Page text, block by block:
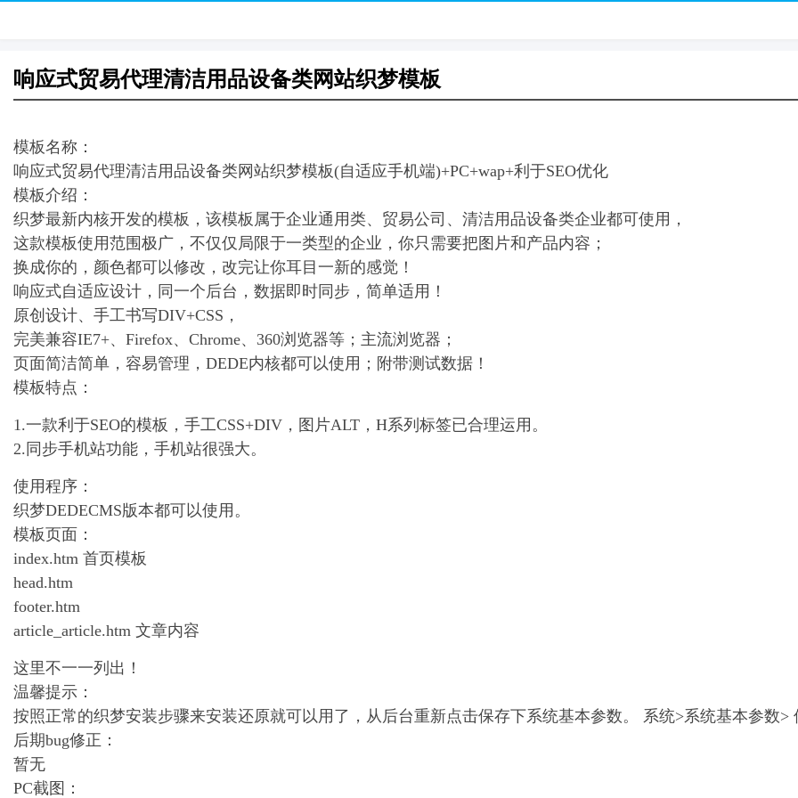
响应式贸易代理清洁用品设备类网站织梦模板
模板名称：
响应式贸易代理清洁用品设备类网站织梦模板(自适应手机端)+PC+wap+利于SEO优化
模板介绍：
织梦最新内核开发的模板，该模板属于企业通用类、贸易公司、清洁用品设备类企业都可使用，
这款模板使用范围极广，不仅仅局限于一类型的企业，你只需要把图片和产品内容；
换成你的，颜色都可以修改，改完让你耳目一新的感觉！
响应式自适应设计，同一个后台，数据即时同步，简单适用！
原创设计、手工书写DIV+CSS，
完美兼容IE7+、Firefox、Chrome、360浏览器等；主流浏览器；
页面简洁简单，容易管理，DEDE内核都可以使用；附带测试数据！
模板特点：
1.一款利于SEO的模板，手工CSS+DIV，图片ALT，H系列标签已合理运用。
2.同步手机站功能，手机站很强大。
使用程序：
织梦DEDECMS版本都可以使用。
模板页面：
index.htm 首页模板
head.htm
footer.htm
article_article.htm 文章内容
这里不一一列出！
温馨提示：
按照正常的织梦安装步骤来安装还原就可以用了，从后台重新点击保存下系统基本参数。 系统>系统基本参数>
后期bug修正：
暂无
PC截图：